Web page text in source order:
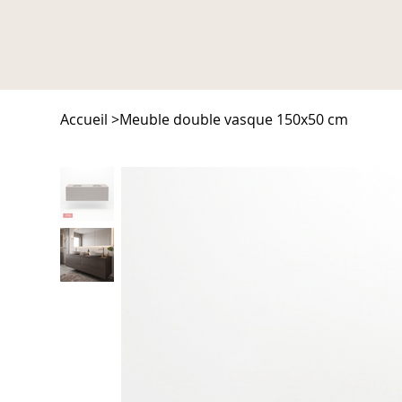
Accueil >Meuble double vasque 150x50 cm